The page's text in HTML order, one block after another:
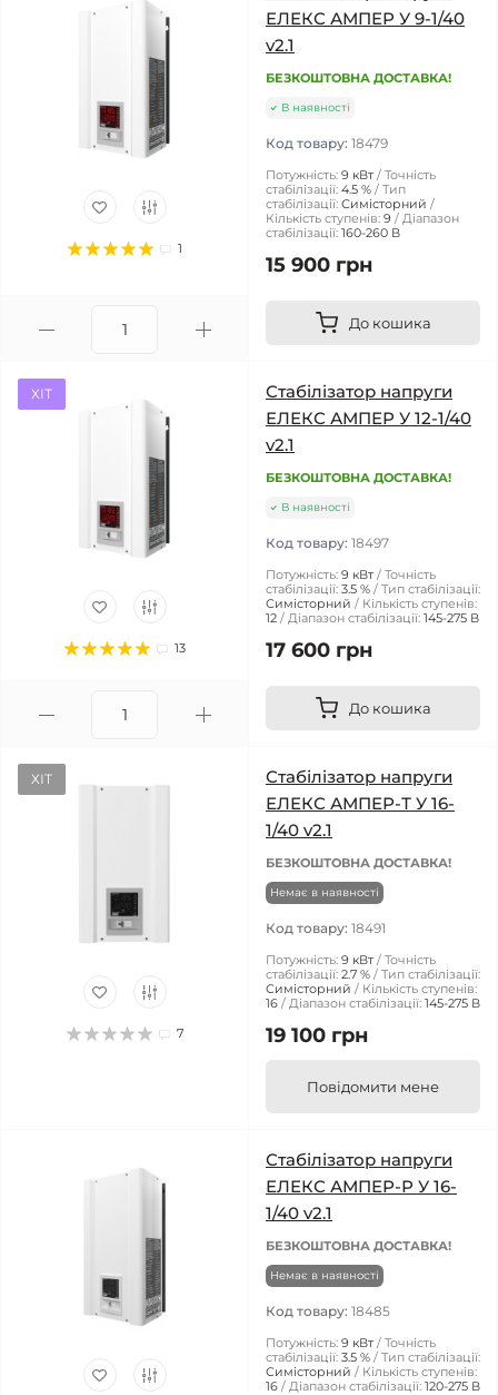
1
ЕЛЕКС АМПЕР У 9-1/40
v2.1
БЕЗКОШТОВНА ДОСТАВКА!
В наявності
Код товару: 18479
Потужність: 9 кВт
Точність
стабілізації: 4.5 %
Тип
стабілізації: Симісторний
Кількість ступенів: 9
Діапазон
стабілізації: 160-260 В
15 900 грн
До кошика
ХІТ
13
Стабілізатор напруги
ЕЛЕКС АМПЕР У 12-1/40
v2.1
БЕЗКОШТОВНА ДОСТАВКА!
В наявності
Код товару: 18497
Потужність: 9 кВт
Точність
стабілізації: 3.5 %
Тип стабілізації:
Симісторний
Кількість ступенів:
12
Діапазон стабілізації: 145-275 В
17 600 грн
До кошика
ХІТ
7
Стабілізатор напруги
ЕЛЕКС АМПЕР-Т У 16-
1/40 v2.1
БЕЗКОШТОВНА ДОСТАВКА!
Немає в наявності
Код товару: 18491
Потужність: 9 кВт
Точність
стабілізації: 2.7 %
Тип стабілізації:
Симісторний
Кількість ступенів:
16
Діапазон стабілізації: 145-275 В
19 100 грн
Повідомити мене
Стабілізатор напруги
ЕЛЕКС АМПЕР-Р У 16-
1/40 v2.1
БЕЗКОШТОВНА ДОСТАВКА!
Немає в наявності
Код товару: 18485
Потужність: 9 кВт
Точність
стабілізації: 3.5 %
Тип стабілізації:
Симісторний
Кількість ступенів:
16
Діапазон стабілізації: 120-275 В